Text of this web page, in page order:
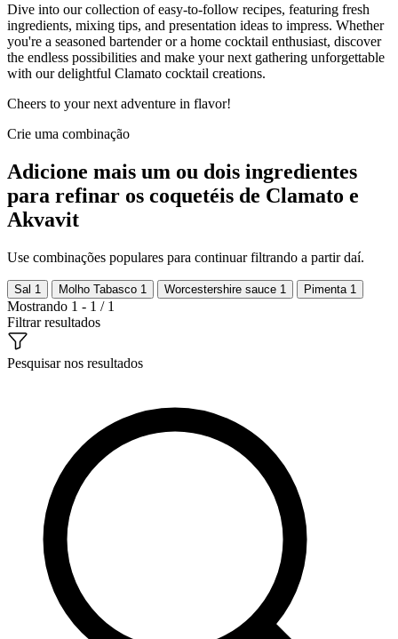
Dive into our collection of easy-to-follow recipes, featuring fresh
ingredients, mixing tips, and presentation ideas to impress. Whether
you're a seasoned bartender or a home cocktail enthusiast, discover
the endless possibilities and make your next gathering unforgettable
with our delightful Clamato cocktail creations.
Cheers to your next adventure in flavor!
Crie uma combinação
Adicione mais um ou dois ingredientes
para refinar os coquetéis de Clamato e
Akvavit
Use combinações populares para continuar filtrando a partir daí.
Sal 1 Molho Tabasco 1 Worcestershire sauce 1 Pimenta 1
Mostrando 1 - 1 / 1
Filtrar resultados
Pesquisar nos resultados